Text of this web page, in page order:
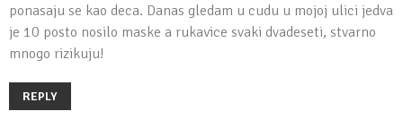
ponasaju se kao deca. Danas gledam u cudu u mojoj ulici jedva
je 10 posto nosilo maske a rukavice svaki dvadeseti, stvarno
mnogo rizikuju!
REPLY